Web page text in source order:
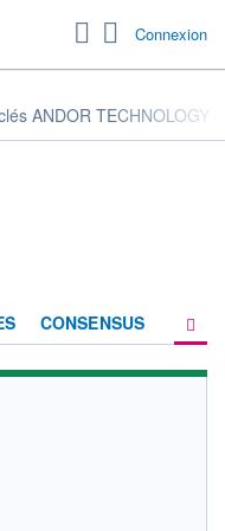
Connexion
ANDOR TECHNOLOGY
CONSENSUS